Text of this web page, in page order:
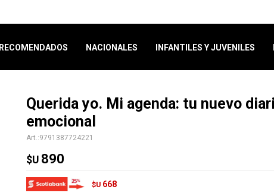
RECOMENDADOS NACIONALES INFANTILES Y JUVENILES
Querida yo. Mi agenda: tu nuevo
emocional
9791387724221
$U 890
$U 668